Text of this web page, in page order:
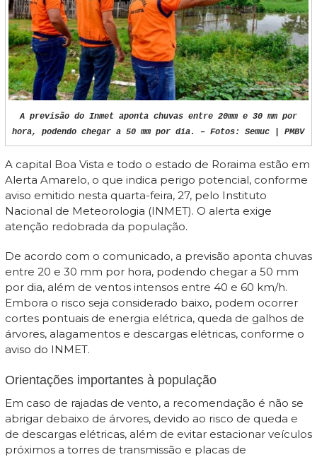
A previsão do Inmet aponta chuvas entre 20mm e 30 mm por
hora, podendo chegar a 50 mm por dia. – Fotos: Semuc | PMBV
A capital Boa Vista e todo o estado de Roraima estão em
Alerta Amarelo, o que indica perigo potencial, conforme
aviso emitido nesta quarta-feira, 27, pelo Instituto
Nacional de Meteorologia (INMET). O alerta exige
atenção redobrada da população.
De acordo com o comunicado, a previsão aponta chuvas
entre 20 e 30 mm por hora, podendo chegar a 50 mm
por dia, além de ventos intensos entre 40 e 60 km/h.
Embora o risco seja considerado baixo, podem ocorrer
cortes pontuais de energia elétrica, queda de galhos de
árvores, alagamentos e descargas elétricas, conforme o
aviso do INMET.
Orientações importantes à população
Em caso de rajadas de vento, a recomendação é não se
abrigar debaixo de árvores, devido ao risco de queda e
de descargas elétricas, além de evitar estacionar veículos
próximos a torres de transmissão e placas de